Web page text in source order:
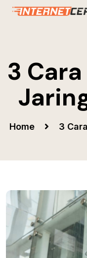
3
Home 3